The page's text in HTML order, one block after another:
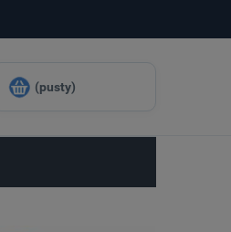
(pusty)